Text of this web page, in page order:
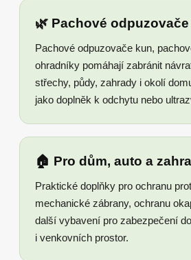
🌿 Pachové
Pachové odpuzovače kun,
ohradníky pomáhají zabránit
střechy, půdy, zahrady i okolí
jako doplněk k odchytu nebo
🏠 Pro dům, auto a
Praktické doplňky pro ochranu
mechanické zábrany, ochranu
další vybavení pro zabezpečení
i venkovních prostor.